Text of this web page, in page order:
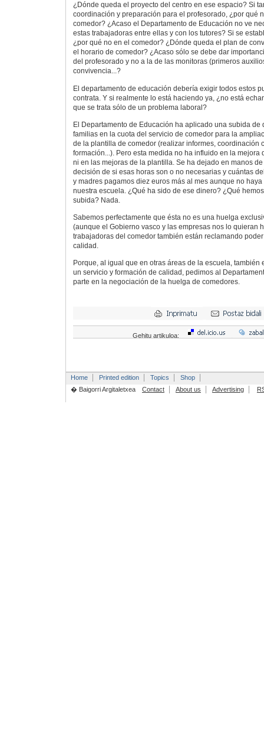
¿Dónde queda el proyecto del centro en ese espacio? Si
coordinación y preparación para el profesorado, ¿por qué
comedor? ¿Acaso el Departamento de Educación no ve
estas trabajadoras entre ellas y con los tutores? Si se
¿por qué no en el comedor? ¿Dónde queda el plan de
el horario de comedor? ¿Acaso sólo se debe dar
del profesorado y no a la de las monitoras (primeros
convivencia...?
El departamento de educación debería exigir todos estos
contrata. Y si realmente lo está haciendo ya, ¿no está
que se trata sólo de un problema laboral?
El Departamento de Educación ha aplicado una subida de
familias en la cuota del servicio de comedor para la
de la plantilla de comedor (realizar informes, coordinación
formación...). Pero esta medida no ha influido en la mejora
ni en las mejoras de la plantilla. Se ha dejado en manos
decisión de si esas horas son o no necesarias y cuántas
y madres pagamos diez euros más al mes aunque no
nuestra escuela. ¿Qué ha sido de ese dinero? ¿Qué
subida? Nada.
Sabemos perfectamente que ésta no es una huelga
(aunque el Gobierno vasco y las empresas nos lo quieran
trabajadoras del comedor también están reclamando
calidad.
Porque, al igual que en otras áreas de la escuela, también
un servicio y formación de calidad, pedimos al
parte en la negociación de la huelga de comedores.
Gehitu artikuloa:
Home Printed edition Topics
Shop
� Baigorri Argitaletxea
Contact About us Advertising